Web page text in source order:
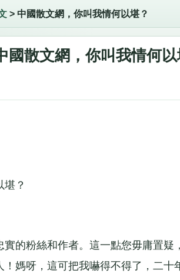
> 中國散文網，你叫我情何以堪？
國散文網，你叫我情何以
？
粉絲和作者。這一點您毋庸置疑
媽呀，這可把我嚇得不得了，二十